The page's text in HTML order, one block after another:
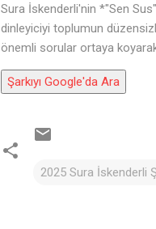
Sura İskenderli'nin *"Sen
dinleyiciyi toplumun
önemli sorular ortaya
Şarkıyı Google'da Ara
2025 Sura İskenderli